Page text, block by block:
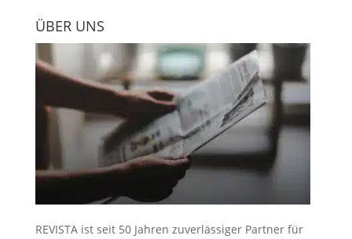
ÜBER UNS
REVISTA ist seit 50 Jahren zuverlässiger Partner für